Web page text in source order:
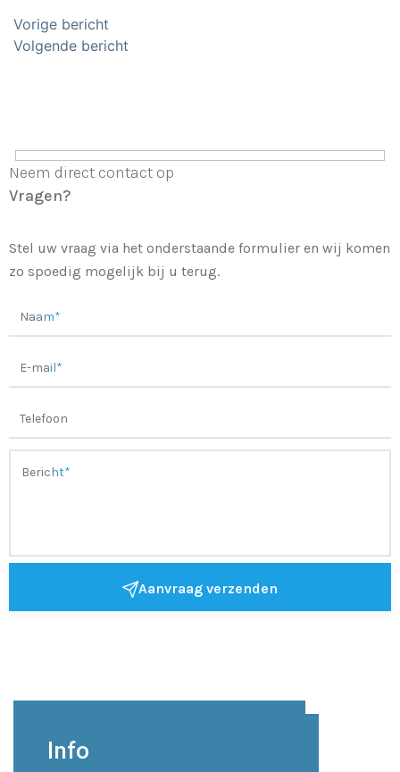
Bericht
navigatie
Vorige bericht
Volgende bericht
Neem direct contact op
Vragen?
Stel uw vraag via het onderstaande formulier en wij komen
zo spoedig mogelijk bij u terug.
Aanvraag verzenden
Info